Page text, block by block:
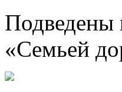
Подведены
«Семьей